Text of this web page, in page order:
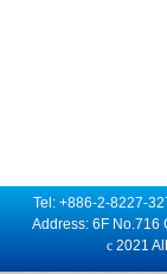
Tel: +886-2-8227-
Address: 6F No.716
c2021